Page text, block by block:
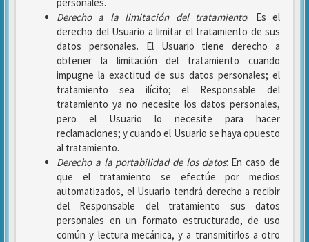
Derecho a la limitación del tratamiento: Es el
derecho del Usuario a limitar el tratamiento de sus
datos personales. El Usuario tiene derecho a
obtener la limitación del tratamiento cuando
impugne la exactitud de sus datos personales; el
tratamiento sea ilícito; el Responsable del
tratamiento ya no necesite los datos personales,
pero el Usuario lo necesite para hacer
reclamaciones; y cuando el Usuario se haya opuesto
al tratamiento.
Derecho a la portabilidad de los datos: En caso de
que el tratamiento se efectúe por medios
automatizados, el Usuario tendrá derecho a recibir
del Responsable del tratamiento sus datos
personales en un formato estructurado, de uso
común y lectura mecánica, y a transmitirlos a otro